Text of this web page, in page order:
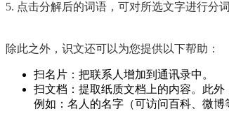
5. 点击分解后的词语，可对所选文字进行分
除此之外，识文还可以为您提供以下帮助：
扫名片：把联系人增加到通讯录中。
扫文档：提取纸质文档上的内容。此外
例如：名人的名字（可访问百科、微